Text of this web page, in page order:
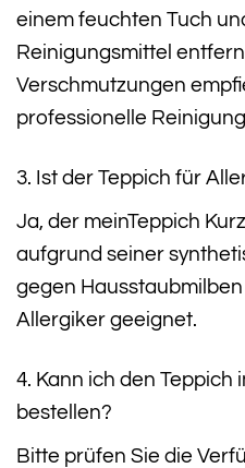
einem feuchten Tuch
Reinigungsmittel
Verschmutzungen
professionelle
3. Ist der Teppich für
Ja, der meinTeppich
aufgrund seiner
gegen
Allergiker geeignet.
4. Kann ich den
bestellen?
Bitte prüfen Sie die